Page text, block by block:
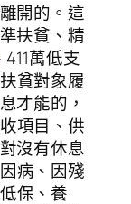
開的。這
扶貧、精
411萬低支
貧對象履
才能的，
項目、供
沒有休息
病、因殘
保、養